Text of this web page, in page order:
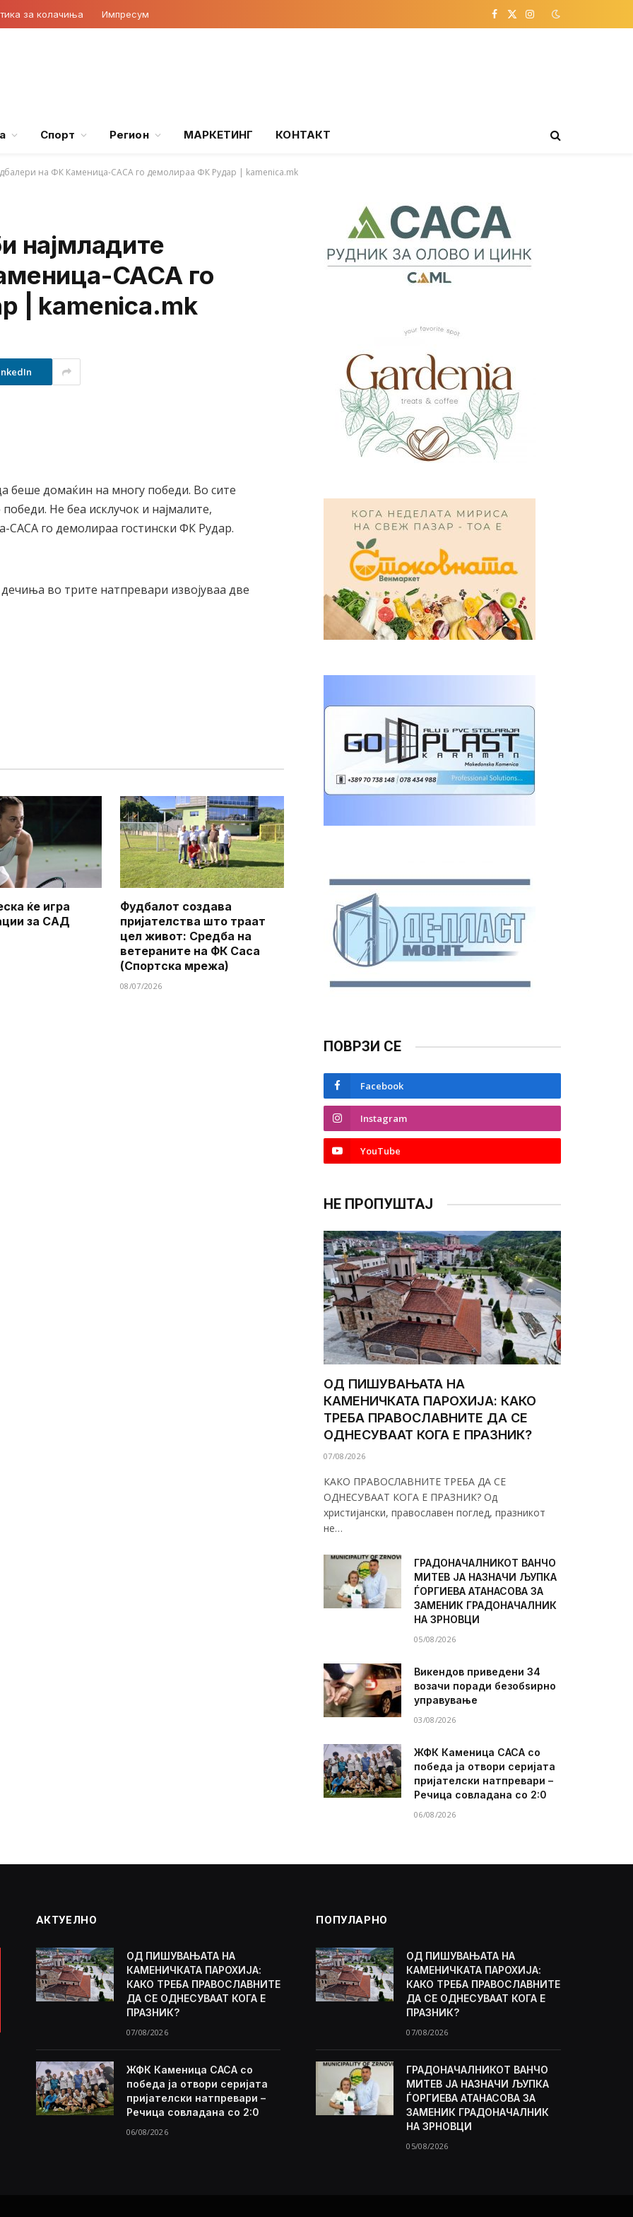
за колачиња Импресум Facebook
X
Instagram
Спорт Регион МАРКЕТИНГ КОНТАКТ
на ФК Каменица-САСА го демолираа ФК Рудар | kamenica.mk
најмладите
САСА го
| kamenica.mk
домаќин на многу победи. Во сите
Не беа исклучок и најмалите,
го демолираа гостински ФК Рудар.
во трите натпревари извојуваа две
ќе игра
за САД
Фудбалот создава
пријателства што траат
цел живот: Средба на
ветераните на ФК Саса
(Спортска мрежа)
08/07/2026
ПОВРЗИ СЕ
Facebook
Instagram
YouTube
НЕ ПРОПУШТАЈ
ОД ПИШУВАЊАТА НА
КАМЕНИЧКАТА ПАРОХИЈА: КАКО
ТРЕБА ПРАВОСЛАВНИТЕ ДА СЕ
ОДНЕСУВААТ КОГА Е ПРАЗНИК?
07/08/2026
КАКО ПРАВОСЛАВНИТЕ ТРЕБА ДА СЕ
ОДНЕСУВААТ КОГА Е ПРАЗНИК? Од
христијански, православен поглед, празникот
не…
ГРАДОНАЧАЛНИКОТ ВАНЧО
МИТЕВ ЈА НАЗНАЧИ ЉУПКА
ЃОРГИЕВА АТАНАСОВА ЗА
ЗАМЕНИК ГРАДОНАЧАЛНИК
НА ЗРНОВЦИ
05/08/2026
Викендов приведени 34
возачи поради безобѕирно
управување
03/08/2026
ЖФК Каменица САСА со
победа ја отвори серијата
пријателски натпревари –
Речица совладана со 2:0
06/08/2026
АКТУЕЛНО
ОД ПИШУВАЊАТА НА
КАМЕНИЧКАТА ПАРОХИЈА:
КАКО ТРЕБА ПРАВОСЛАВНИТЕ
ДА СЕ ОДНЕСУВААТ КОГА Е
ПРАЗНИК?
07/08/2026
ЖФК Каменица САСА со
победа ја отвори серијата
пријателски натпревари –
Речица совладана со 2:0
06/08/2026
ПОПУЛАРНО
ОД ПИШУВАЊАТА НА
КАМЕНИЧКАТА ПАРОХИЈА:
КАКО ТРЕБА ПРАВОСЛАВНИТЕ
ДА СЕ ОДНЕСУВААТ КОГА Е
ПРАЗНИК?
07/08/2026
ГРАДОНАЧАЛНИКОТ ВАНЧО
МИТЕВ ЈА НАЗНАЧИ ЉУПКА
ЃОРГИЕВА АТАНАСОВА ЗА
ЗАМЕНИК ГРАДОНАЧАЛНИК
НА ЗРНОВЦИ
05/08/2026